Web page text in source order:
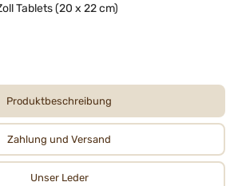
Tablets (20 x 22 cm)
Produktbeschreibung
Zahlung und Versand
Unser Leder